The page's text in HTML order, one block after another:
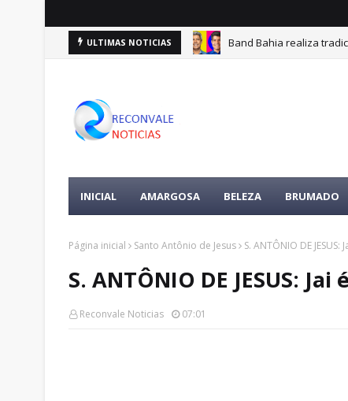
ULTIMAS NOTICIAS
MAIS UMA VÍTIMA DE
INICIAL AMARGOSA BELEZA BRUMADO
Página inicial Santo Antônio de Jesus S. ANTÔNIO DE
S. ANTÔNIO DE JESUS:
Reconvale Noticias 07:01